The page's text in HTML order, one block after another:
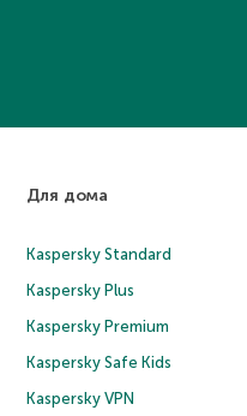
Для дома
Kaspersky Standard
Kaspersky Plus
Kaspersky Premium
Kaspersky Safe Kids
Kaspersky VPN